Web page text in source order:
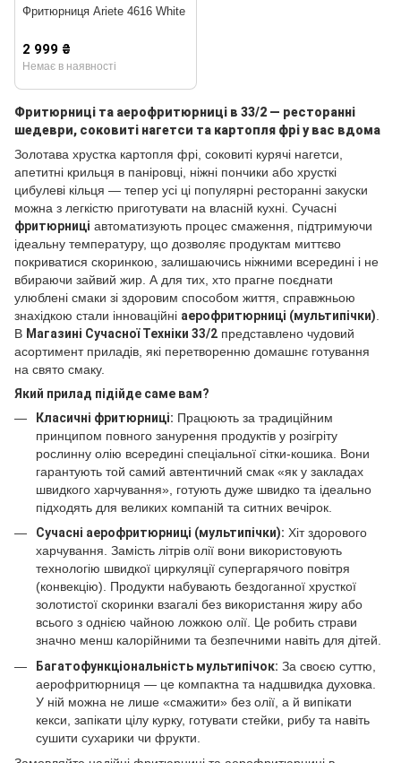
Фритюрниця Ariete 4616 White
2 999 ₴
Немає в наявності
Фритюрниці та аерофритюрниці в 33/2 — ресторанні
шедеври, соковиті нагетси та картопля фрі у вас вдома
Золотава хрустка картопля фрі, соковиті курячі нагетси,
апетитні крильця в паніровці, ніжні пончики або хрусткі
цибулеві кільця — тепер усі ці популярні ресторанні закуски
можна з легкістю приготувати на власній кухні. Сучасні
фритюрниці автоматизують процес смаження, підтримуючи
ідеальну температуру, що дозволяє продуктам миттєво
покриватися скоринкою, залишаючись ніжними всередині і не
вбираючи зайвий жир. А для тих, хто прагне поєднати
улюблені смаки зі здоровим способом життя, справжньою
знахідкою стали інноваційні аерофритюрниці (мультипічки)
В Магазині Сучасної Техніки 33/2 представлено чудовий
асортимент приладів, які перетворенню домашнє готування
на свято смаку.
Який прилад підійде саме вам?
Класичні фритюрниці: Працюють за традиційним
принципом повного занурення продуктів у розігріту
рослинну олію всередині спеціальної сітки-кошика. Вони
гарантують той самий автентичний смак «як у закладах
швидкого харчування», готують дуже швидко та ідеально
підходять для великих компаній та ситних вечірок.
Сучасні аерофритюрниці (мультипічки): Хіт здорового
харчування. Замість літрів олії вони використовують
технологію швидкої циркуляції супергарячого повітря
(конвекцію). Продукти набувають бездоганної хрусткої
золотистої скоринки взагалі без використання жиру або
всього з однією чайною ложкою олії. Це робить страви
значно менш калорійними та безпечними навіть для дітей.
Багатофункціональність мультипічок: За своєю суттю,
аерофритюрниця — це компактна та надшвидка духовка.
У ній можна не лише «смажити» без олії, а й випікати
кекси, запікати цілу курку, готувати стейки, рибу та навіть
сушити сухарики чи фрукти.